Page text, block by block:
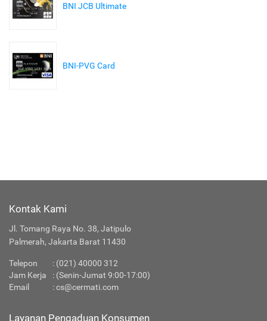
BNI JCB Ultimate
BNI-PVG Card
Kontak Kami
Jl. Tomang Raya No. 38, Jatipulo
Palmerah, Jakarta Barat 11430
Telepon
: (021) 40000 312
Jam Kerja
: (Senin-Jumat 9:00-17:00)
Email
:cs@cermati.com
Layanan Pengaduan Konsumen